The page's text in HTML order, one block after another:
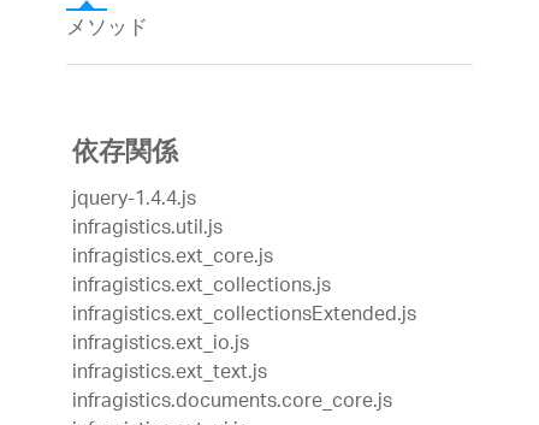
メソッド
依存関係
jquery-1.4.4.js
infragistics.util.js
infragistics.ext_core.js
infragistics.ext_collections.js
infragistics.ext_collectionsExtended.js
infragistics.ext_io.js
infragistics.ext_text.js
infragistics.documents.core_core.js